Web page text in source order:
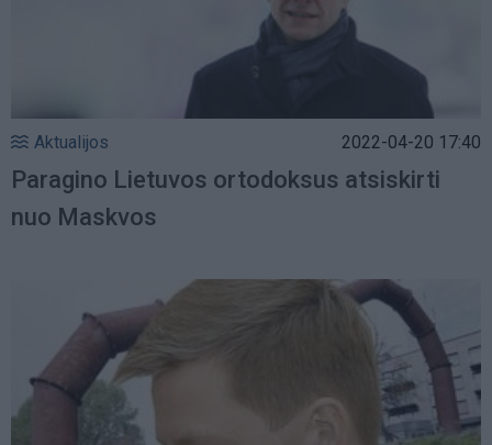
Aktualijos 2022-04-20 17:40
Paragino Lietuvos ortodoksus atsiskirti
nuo Maskvos